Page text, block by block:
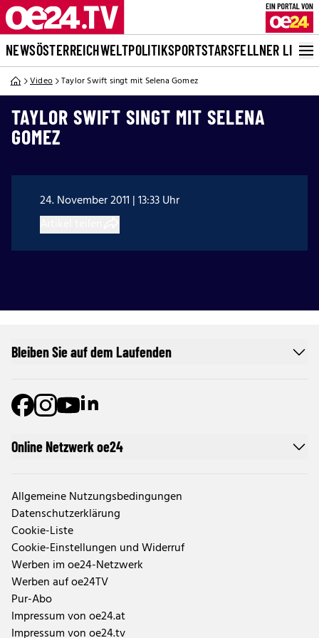
NEWSÖSTERREICHWELTPOLITIKSPORTSTARSFELLNER LIVE
Video Taylor Swift singt mit Selena Gomez
TAYLOR SWIFT SINGT MIT SELENA
GOMEZ
24. November 2011 | 13:33 Uhr
Online Netzwerk oe24
Allgemeine Nutzungsbedingungen
Datenschutzerklärung
Cookie-Liste
Cookie-Einstellungen und Widerruf
Werben im oe24-Netzwerk
Werben auf oe24TV
Pur-Abo
Impressum von oe24.at
Impressum von oe24.tv
Bleiben Sie auf dem Laufenden